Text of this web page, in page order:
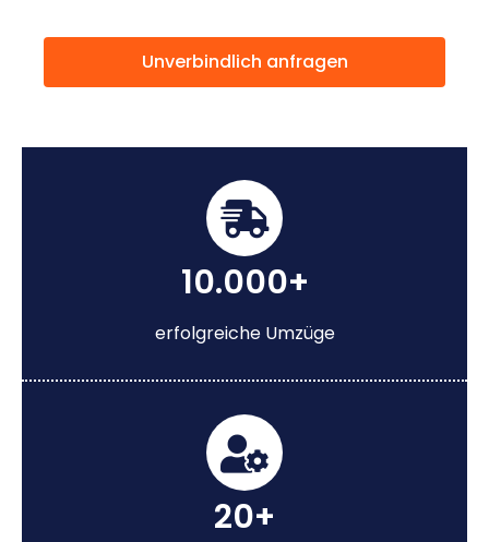
Unverbindlich anfragen
10.000+
erfolgreiche Umzüge
20+